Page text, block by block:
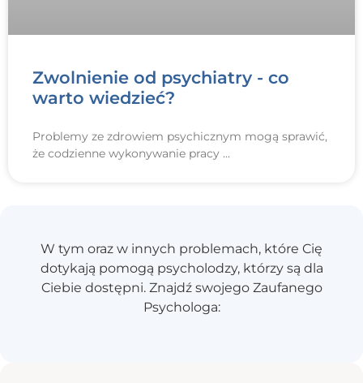
Zwolnienie od psychiatry - co
warto wiedzieć?
Problemy ze zdrowiem psychicznym mogą sprawić,
że codzienne wykonywanie pracy
W tym oraz w innych problemach, które Cię
dotykają pomogą psycholodzy, którzy są dla
Ciebie dostępni. Znajdź swojego Zaufanego
Psychologa: